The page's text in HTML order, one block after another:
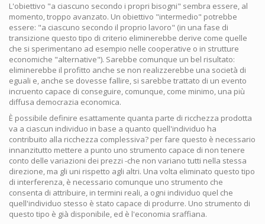
L'obiettivo "a ciascuno secondo i propri bisogni" sembra essere, al
momento, troppo avanzato. Un obiettivo "intermedio" potrebbe
essere: "a ciascuno secondo il proprio lavoro" (in una fase di
transizione questo tipo di criterio eliminerebbe derive come quelle
che si sperimentano ad esempio nelle cooperative o in strutture
economiche "alternative"). Sarebbe comunque un bel risultato:
eliminerebbe il profitto anche se non realizzerebbe una società di
eguali e, anche se dovesse fallire, si sarebbe trattato di un evento
incruento capace di conseguire, comunque, come minimo, una più
diffusa democrazia economica.
È possibile definire esattamente quanta parte di ricchezza prodotta
va a ciascun individuo in base a quanto quell'individuo ha
contribuito alla ricchezza complessiva? per fare questo è necessario
innanzitutto mettere a punto uno strumento capace di non tenere
conto delle variazioni dei prezzi -che non variano tutti nella stessa
direzione, ma gli uni rispetto agli altri. Una volta eliminato questo tipo
di interferenza, è necessario comunque uno strumento che
consenta di attribuire, in termini reali, a ogni individuo quel che
quell'individuo stesso è stato capace di produrre. Uno strumento di
questo tipo è già disponibile, ed è l'economia sraffiana.